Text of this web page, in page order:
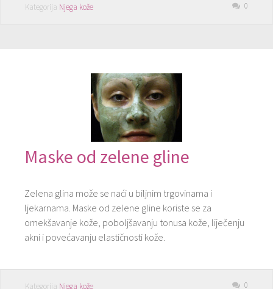
Kategorija Njega kože 0
Maske od zelene gline
Zelena glina može se naći u biljnim trgovinama i
ljekarnama. Maske od zelene gline koriste se za
omekšavanje kože, poboljšavanju tonusa kože, liječenju
akni i povećavanju elastičnosti kože.
Kategorija Njega kože 0